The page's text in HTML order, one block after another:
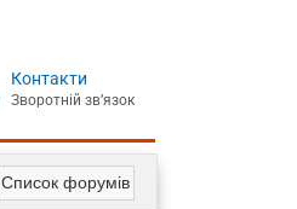
Контакти
Список форумів